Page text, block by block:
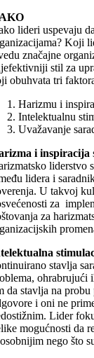
lideri uspevaju
Koji
značajne
stil za
obuhvata tri
Harizmu i
Intelektualnu
Uvažavanje
i inspiracija
liderstvo
lidera i
U takvoj
za
za
stavlja
ohrabrujući
da stavlja na
i oni ne
Lider
mogućnosti da
nego što